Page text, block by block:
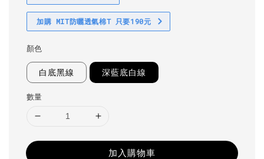
加購 MIT防曬透氣棉T 只要190元
顏色
白底黑線 深藍底白線
數量
加入購物車